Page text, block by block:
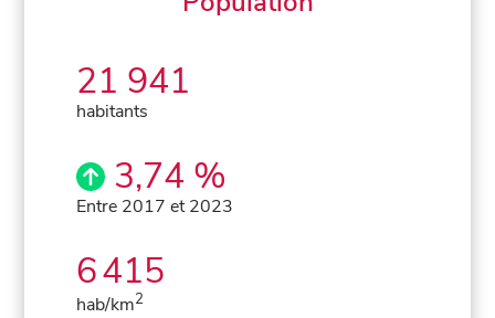
21 941
habitants
3,74 %
Entre 2017 et 2023
6 415
hab/km2